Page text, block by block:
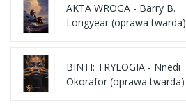
AKTA WROGA - Barry B.
Longyear (oprawa twarda)
BINTI: TRYLOGIA - Nnedi
Okorafor (oprawa twarda)